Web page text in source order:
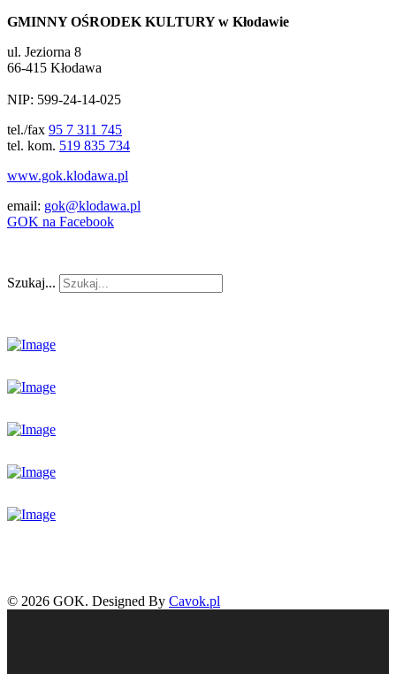
GMINNY OŚRODEK KULTURY w Kłodawie
ul. Jeziorna 8
66-415 Kłodawa
NIP: 599-24-14-025
tel./fax 95 7 311 745
tel. kom. 519 835 734
www.gok.klodawa.pl
email: gok@klodawa.pl
GOK na Facebook
Szukaj...
© 2026 GOK. Designed By Cavok.pl